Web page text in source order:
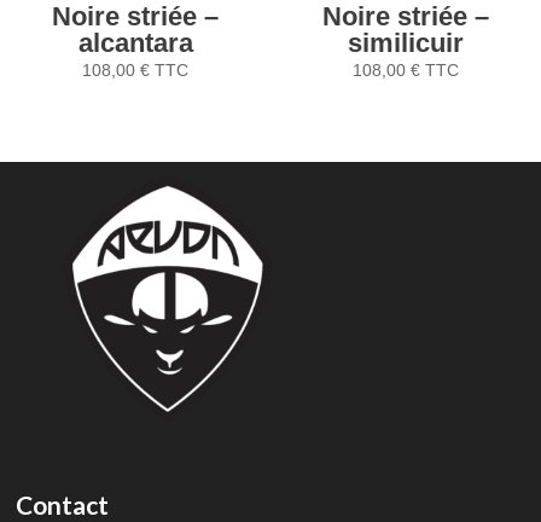
Noire striée –
alcantara
108,00€ TTC
Noire striée –
similicuir
108,00 € TTC
Contact